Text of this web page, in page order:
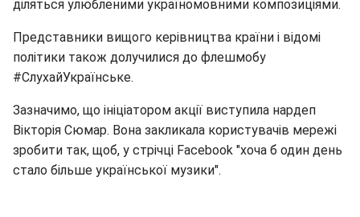
діляться улюбленими україномовними композиціями.
Представники вищого керівництва країни і відомі
політики також долучилися до флешмобу
#СлухайУкраїнське.
Зазначимо, що ініціатором акції виступила нардеп
Вікторія Сюмар. Вона закликала користувачів мережі
зробити так, щоб, у стрічці Facebook "хоча б один день
стало більше української музики".